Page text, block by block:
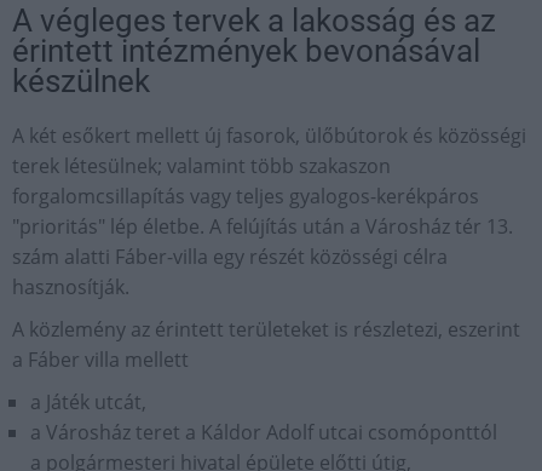
A végleges tervek a lakosság és az
érintett intézmények bevonásával
készülnek
A két esőkert mellett új fasorok, ülőbútorok és közösségi
terek létesülnek; valamint több szakaszon
forgalomcsillapítás vagy teljes gyalogos-kerékpáros
"prioritás" lép életbe. A felújítás után a Városház tér 13.
szám alatti Fáber-villa egy részét közösségi célra
hasznosítják.
A közlemény az érintett területeket is részletezi, eszerint
a Fáber villa mellett
a Játék utcát,
a Városház teret a Káldor Adolf utcai csomóponttól
a polgármesteri hivatal épülete előtti útig,